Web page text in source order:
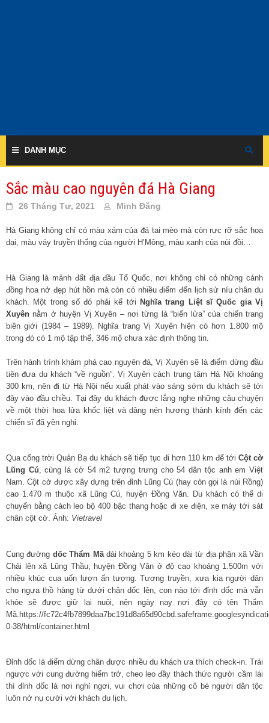
DANH MỤC
Sắc màu cao nguyên đá Hà Giang
26 Tháng Tư, 2021 Minh Đăng
Hà Giang không chỉ có màu xám của đá tai mèo mà còn rực rỡ sắc hoa
dại, màu váy truyền thống của người H’Mông, màu xanh của núi đồi…
Hà Giang là mảnh đất địa đầu Tổ Quốc, nơi không chỉ có những cánh
đồng hoa nở đẹp hút hồn mà còn có nhiều điểm đến lịch sử níu chân du
khách. Một trong số đó phải kể tới Nghĩa trang Liệt sĩ Quốc gia Vị
Xuyên nằm ở huyện Vị Xuyên – nơi từng là “biển lửa” của chiến trang
biên giới (1984 – 1989). Nghĩa trang Vị Xuyên hiện có hơn 1.800 mộ
trong đó có 1 mộ tập thể, 346 mộ chưa xác định thông tin.
Trên hành trình khám phá cao nguyên đá, Vị Xuyên sẽ là điểm dừng đầu
tiên đưa du khách “về nguồn”. Vị Xuyên cách trung tâm Hà Nội khoảng
300 km, nên đi từ Hà Nội nếu xuất phát vào sáng sớm du khách sẽ tới
đây vào đầu chiều. Tại đây du khách được lắng nghe những câu chuyện
về một thời hoa lửa khốc liệt và dâng nén hương thành kính đến các
chiến sĩ đã yên nghỉ.
Qua cổng trời Quản Bạ du khách sẽ tiếp tục đi hơn 110 km để tới Cột cờ
Lũng Cú, cùng lá cờ 54 m2 tượng trưng cho 54 dân tộc anh em Việt
Nam. Cột cờ được xây dựng trên đỉnh Lũng Cú (hay còn gọi là núi Rồng)
cao 1.470 m thuộc xã Lũng Cú, huyện Đồng Văn. Du khách có thể di
chuyển bằng cách leo bộ 400 bậc thang hoặc đi xe điện, xe máy tới sát
chân cột cờ. Ảnh: Vietravel
Cung đường dốc Thẩm Mãdài khoảng 5 km kéo dài từ địa phận xã Vần
Chải lên xã Lũng Thầu, huyện Đồng Văn ở độ cao khoảng 1.500m với
nhiều khúc cua uốn lượn ấn tượng. Tương truyền, xưa kia người dân
cho ngựa thồ hàng từ dưới chân dốc lên, con nào tới đỉnh dốc mà vẫn
khỏe sẽ được giữ lại nuôi, nên ngày nay nơi đây có tên Thẩm
Mã.https://
0-38/html/container.html
Đỉnh dốc là điểm dừng chân được nhiều du khách ưa thích check-in. Trái
ngược với cung đường hiểm trở, cheo leo đầy thách thức người cầm lái
thì đỉnh dốc là nơi nghỉ ngơi, vui chơi của những cô bé người dân tộc
luôn nở nụ cười với khách du lịch.